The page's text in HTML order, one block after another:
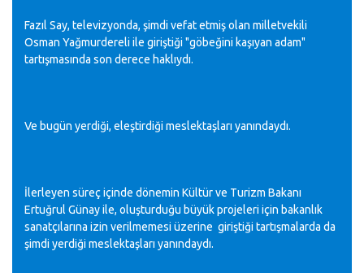
Fazıl Say, televizyonda, şimdi vefat etmiş olan milletvekili
Osman Yağmurdereli ile giriştiği "göbeğini kaşıyan adam"
tartışmasında son derece haklıydı.
Ve bugün yerdiği, eleştirdiği meslektaşları yanındaydı.
İlerleyen süreç içinde dönemin Kültür ve Turizm Bakanı
Ertuğrul Günay ile, oluşturduğu büyük projeleri için bakanlık
sanatçılarına izin verilmemesi üzerine giriştiği tartışmalarda da
şimdi yerdiği meslektaşları yanındaydı.